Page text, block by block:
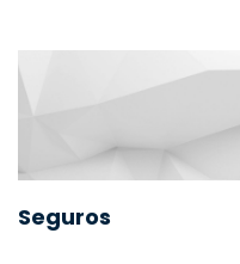
Seguros